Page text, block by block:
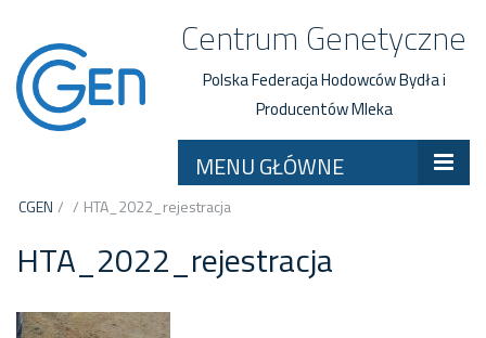
Centrum Genetyczne
Polska Federacja Hodowców Bydła i
Producentów Mleka
MENU GŁÓWNE
CGEN / / HTA_2022_rejestracja
HTA_2022_rejestracja